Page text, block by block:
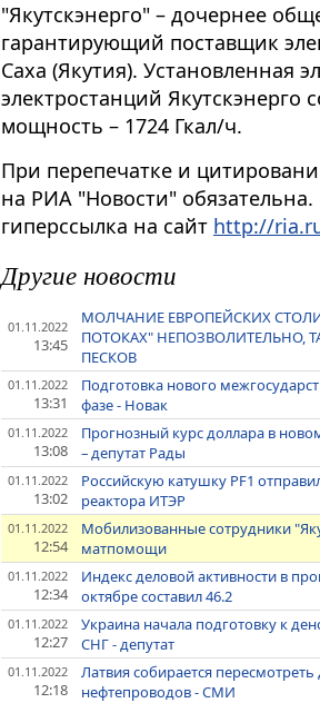
"Якутскэнерго" – дочернее
гарантирующий поставщик
Саха (Якутия). Установленная
электростанций Якутскэнерго
мощность – 1724 Гкал/ч.
При перепечатке и
на РИА "Новости"
гиперссылка на сайт http://
Другие новости
01.11.2022
13:45
МОЛЧАНИЕ ЕВРОПЕЙСКИХ
ПОТОКАХ" НЕПОЗВОЛИТЕЛЬНО,
ПЕСКОВ
01.11.2022
13:31
Подготовка нового
фазе - Новак
01.11.2022
13:08
Прогнозный курс доллара в
– депутат Рады
01.11.2022
13:02
Российскую катушку PF1
реактора ИТЭР
01.11.2022
12:54
Мобилизованные сотрудники
матпомощи
01.11.2022
12:34
Индекс деловой активности в
октябре составил 46.2
01.11.2022
12:27
Украина начала подготовку к
СНГ - депутат
01.11.2022
12:18
Латвия собирается
нефтепроводов - СМИ